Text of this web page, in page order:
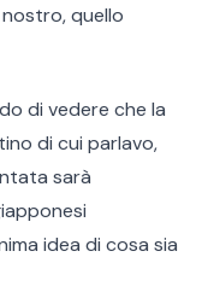
quello
di vedere che la
di cui parlavo,
sarà
idea di cosa sia